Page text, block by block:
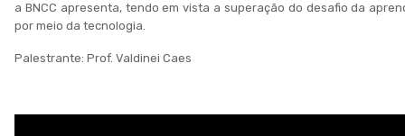
a BNCC apresenta, tendo em vista a superação do desafio da
por meio da tecnologia.
Palestrante: Prof. Valdinei Caes